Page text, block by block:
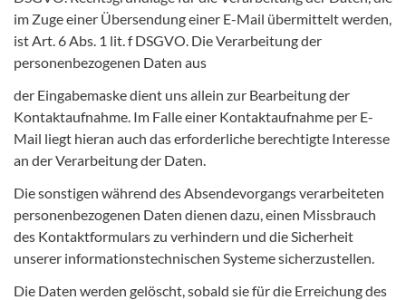
im Zuge einer Übersendung einer E-Mail übermittelt werden,
ist Art. 6 Abs. 1 lit. f DSGVO. Die Verarbeitung der
personenbezogenen Daten aus
der Eingabemaske dient uns allein zur Bearbeitung der
Kontaktaufnahme. Im Falle einer Kontaktaufnahme per E-
Mail liegt hieran auch das erforderliche berechtigte Interesse
an der Verarbeitung der Daten.
Die sonstigen während des Absendevorgangs verarbeiteten
personenbezogenen Daten dienen dazu, einen Missbrauch
des Kontaktformulars zu verhindern und die Sicherheit
unserer informationstechnischen Systeme sicherzustellen.
Die Daten werden gelöscht, sobald sie für die Erreichung des